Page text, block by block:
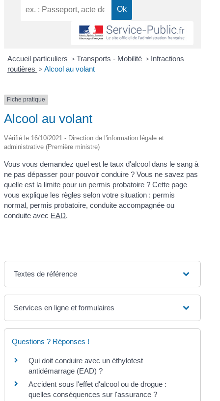
Accueil particuliers > Transports - Mobilité > Infractions
routières > Alcool au volant
Fiche pratique
Alcool au volant
Vérifié le 16/10/2021 - Direction de l'information légale et
administrative (Première ministre)
Vous vous demandez quel est le taux d'alcool dans le sang à
ne pas dépasser pour pouvoir conduire ? Vous ne savez pas
quelle est la limite pour un permis probatoire ? Cette page
vous explique les règles selon votre situation : permis
normal, permis probatoire, conduite accompagnée ou
conduite avec EAD.
Textes de référence
Services en ligne et formulaires
Questions ? Réponses !
Qui doit conduire avec un éthylotest
antidémarrage (EAD) ?
Accident sous l'effet d'alcool ou de drogue :
quelles conséquences sur l'assurance ?